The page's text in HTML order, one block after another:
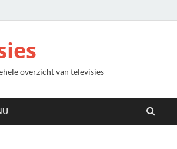
overzicht van televisies